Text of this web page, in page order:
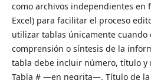
como archivos independientes en
Excel) para facilitar el proceso
utilizar tablas únicamente
comprensión o síntesis de la
tabla debe incluir número, título y
Tabla # —en negrita—. Título de